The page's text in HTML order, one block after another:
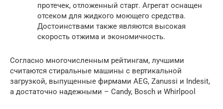
протечек, отложенный старт. Агрегат оснащен
отсеком для жидкого моющего средства.
Достоинствами также являются высокая
скорость отжима и экономичность.
Согласно многочисленным рейтингам, лучшими
считаются стиральные машины с вертикальной
загрузкой, выпущенные фирмами AEG, Zanussi и Indesit,
а достаточно надежными – Candy, Bosch и Whirlpool